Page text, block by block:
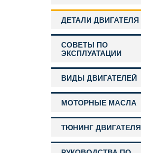
ДЕТАЛИ ДВИГАТЕЛЯ
СОВЕТЫ ПО
ЭКСПЛУАТАЦИИ
ВИДЫ ДВИГАТЕЛЕЙ
МОТОРНЫЕ МАСЛА
ТЮНИНГ ДВИГАТЕЛЯ